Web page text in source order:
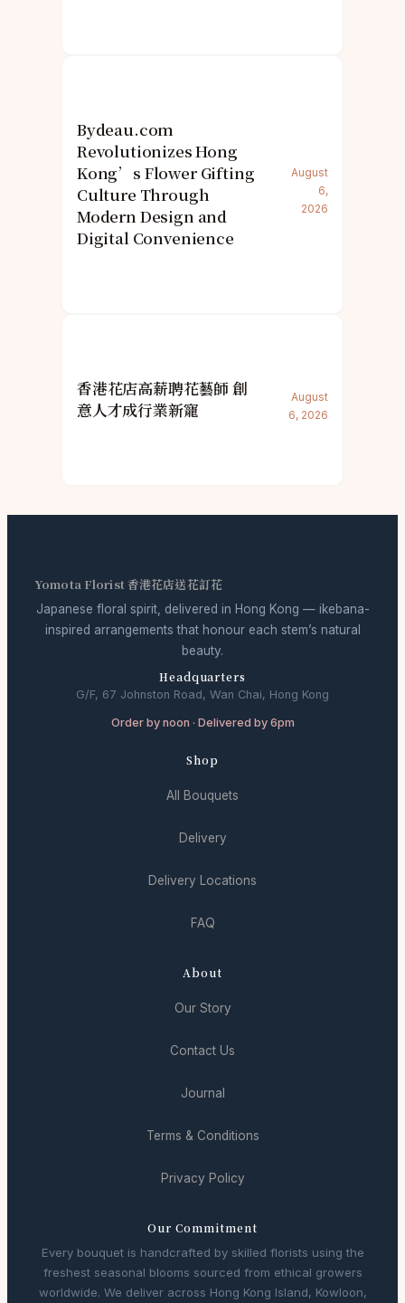
Bydeau.com
Revolutionizes Hong
Kong’s Flower Gifting
Culture Through
Modern Design and
Digital Convenience
August
6,
2026
香港花店高薪聘花藝師 創
意人才成行業新寵
August
6, 2026
Yomota Florist 香港花店送花訂花
Japanese floral spirit, delivered in Hong Kong — ikebana-
inspired arrangements that honour each stem’s natural
beauty.
Headquarters
G/F, 67 Johnston Road, Wan Chai, Hong Kong
Order by noon · Delivered by 6pm
Shop
All Bouquets
Delivery
Delivery Locations
FAQ
About
Our Story
Contact Us
Journal
Terms & Conditions
Privacy Policy
Our Commitment
Every bouquet is handcrafted by skilled florists using the
freshest seasonal blooms sourced from ethical growers
worldwide. We deliver across Hong Kong Island, Kowloon,